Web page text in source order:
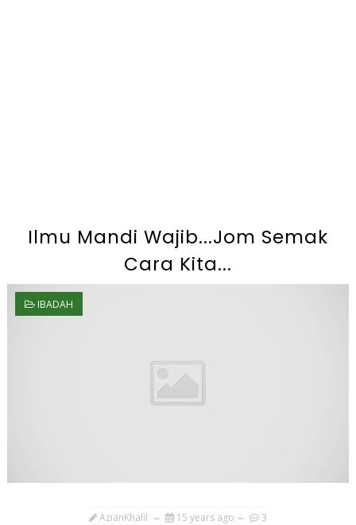
Ilmu Mandi Wajib...Jom Semak
Cara Kita...
IBADAH
AzianKhalil 15 years ago 3